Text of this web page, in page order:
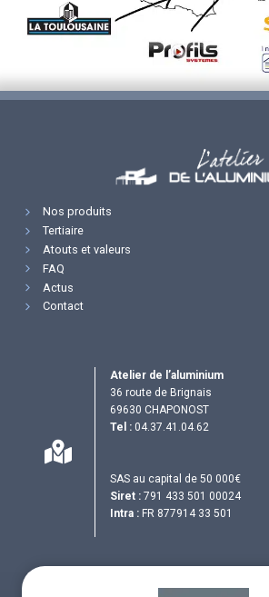
Nos produits
Tertiaire
Atouts et valeurs
FAQ
Actus
Contact
Atelier de l’aluminium
36 route de Brignais
69630 CHAPONOST
Tel : 04.37.41.04.62
SAS au capital de 50 000€
Siret : 791 433 501 00024
Intra : FR 877914 33 501